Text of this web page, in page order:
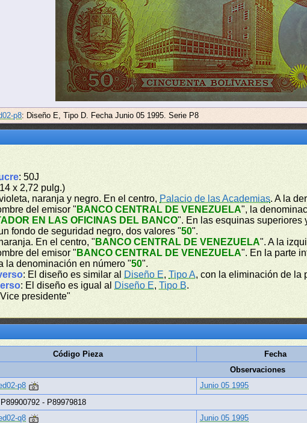
p8: Diseño E, Tipo D. Fecha Junio 05 1995. Serie P8
: 50J
x 2,72 pulg.)
naranja y negro. En el centro, Palacio de las Academias. A la
del emisor " BANCO CENTRAL DE VENEZUELA", la
EN LAS OFICINAS DEL BANCO". En las esquinas superiores
fondo de seguridad negro, dos valores "50".
En el centro, " BANCO CENTRAL DE VENEZUELA". A la
del emisor " BANCO CENTRAL DE VENEZUELA". En la parte
la denominación en número "50".
: El diseño es similar al Diseño E,Tipo A, con la eliminación de la
: El diseño es igual al Diseño E,Tipo B.
presidente"
Código Pieza Fecha
Observaciones
p8 Junio 05 1995
P89900792 - P89979818
q8 Junio 05 1995